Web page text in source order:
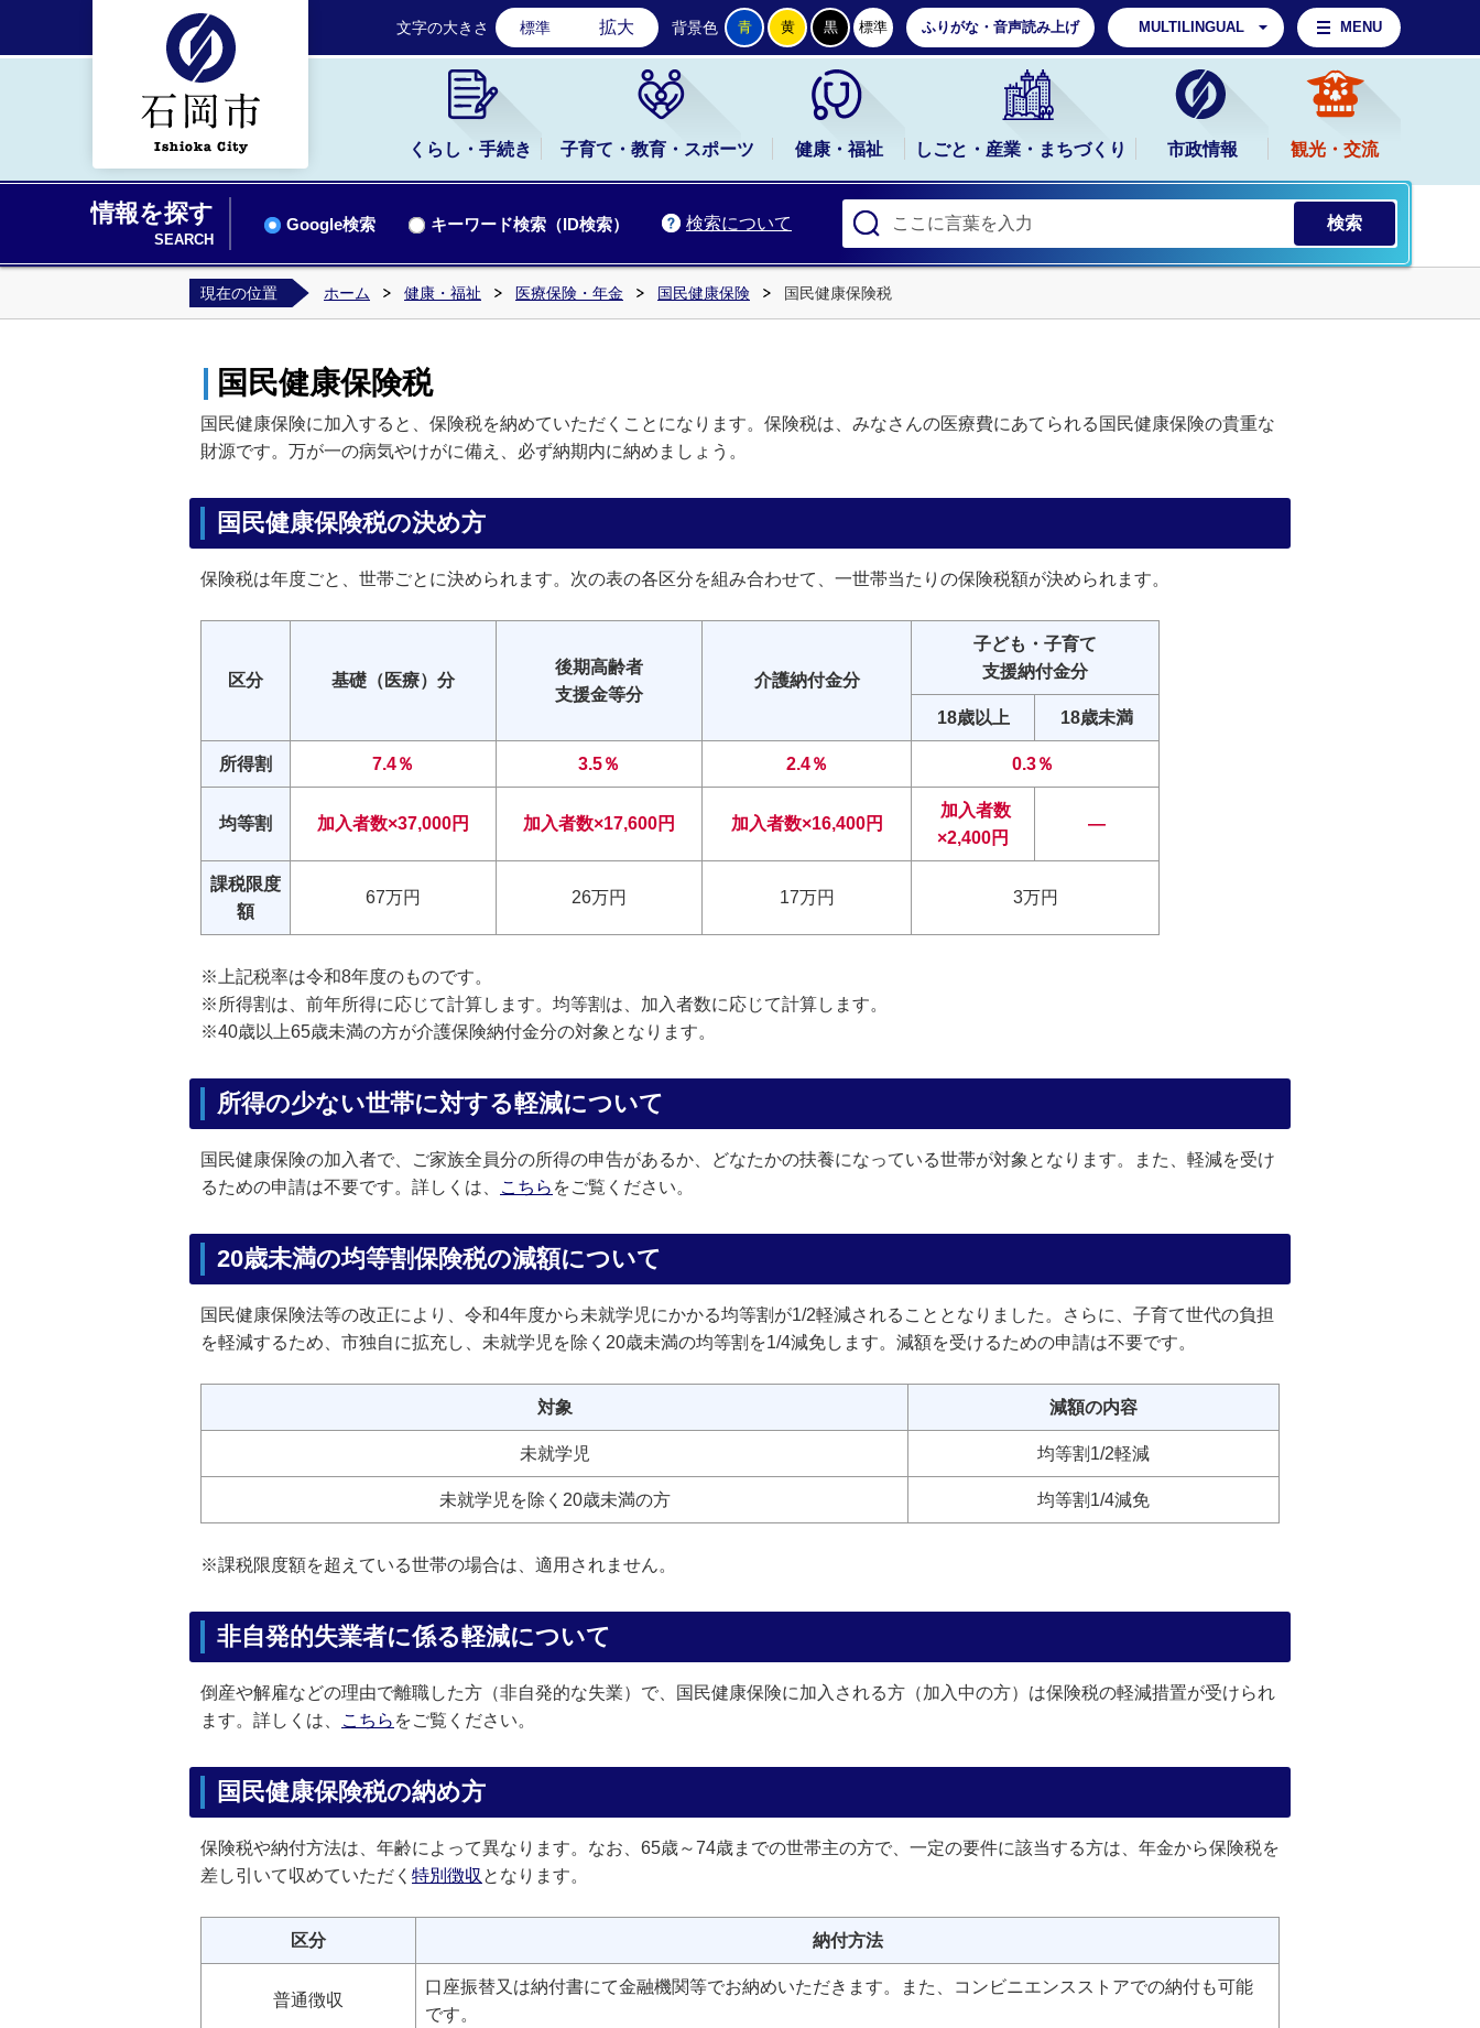
石岡市公式ホームページ
文字の大きさ 標準 拡大 背景色 青 黄 黒 標準 ふりがな・音声読み上げ MULTILINGUAL MENU
くらし・手続き 子育て・教育・スポーツ 健康・福祉 しごと・産業・まちづくり 市政情報 観光・交流
情報を探す
SEARCH
検索について
Google検索 キーワード検索（ID検索）
現在の位置 ホーム 健康・福祉 医療保険・年金 国民健康保険 国民健康保険税
国民健康保険税
国民健康保険に加入すると、保険税を納めていただくことになります。保険税は、みなさんの医療費にあてられる国民健康保険の貴重な
財源です。万が一の病気やけがに備え、必ず納期内に納めましょう。
国民健康保険税の決め方
保険税は年度ごと、世帯ごとに決められます。次の表の各区分を組み合わせて、一世帯当たりの保険税額が決められます。
区分 基礎（医療）分
後期高齢者
支援金等分
介護納付金分
子ども・子育て
支援納付金分
18歳以上 18歳未満
所得割 7.4％ 3.5％ 2.4％ 0.3％
均等割 加入者数×37,000円 加入者数×17,600円 加入者数×16,400円
加入者数
×2,400円
―
課税限度
額
67万円 26万円 17万円 3万円
※上記税率は令和8年度のものです。
※所得割は、前年所得に応じて計算します。均等割は、加入者数に応じて計算します。
※40歳以上65歳未満の方が介護保険納付金分の対象となります。
所得の少ない世帯に対する軽減について
国民健康保険の加入者で、ご家族全員分の所得の申告があるか、どなたかの扶養になっている世帯が対象となります。また、軽減を受け
るための申請は不要です。詳しくは、
こちら をご覧ください。
20歳未満の均等割保険税の減額について
国民健康保険法等の改正により、令和4年度から未就学児にかかる均等割が1/2軽減されることとなりました。さらに、子育て世代の負担
を軽減するため、市独自に拡充し、未就学児を除く20歳未満の均等割を1/4減免します。減額を受けるための申請は不要です。
対象 減額の内容
未就学児 均等割1/2軽減
未就学児を除く20歳未満の方 均等割1/4減免
※課税限度額を超えている世帯の場合は、適用されません。
非自発的失業者に係る軽減について
倒産や解雇などの理由で離職した方（非自発的な失業）で、国民健康保険に加入される方（加入中の方）は保険税の軽減措置が受けられ
ます。詳しくは、
こちら をご覧ください。
国民健康保険税の納め方
保険税や納付方法は、年齢によって異なります。なお、65歳～74歳までの世帯主の方で、一定の要件に該当する方は、年金から保険税を
差し引いて収めていただく 特別徴収 となります。
区分 納付方法
普通徴収
口座振替又は納付書にて金融機関等でお納めいただきます。また、コンビニエンスストアでの納付も可能
です。